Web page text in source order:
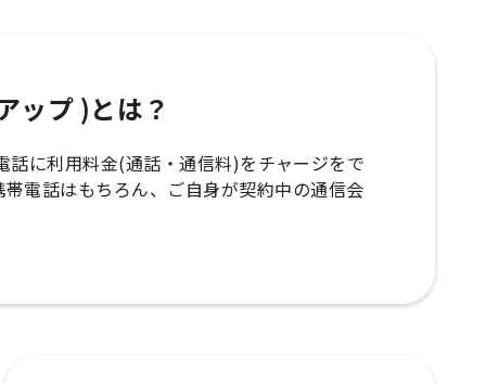
ップ )とは？
に利用料金(通話・通信料)をチャージをで
電話はもちろん、ご自身が契約中の通信会